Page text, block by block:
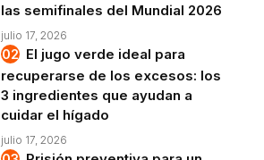
las semifinales del Mundial 2026
julio 17, 2026
El jugo verde ideal para
recuperarse de los excesos: los
3 ingredientes que ayudan a
cuidar el hígado
julio 17, 2026